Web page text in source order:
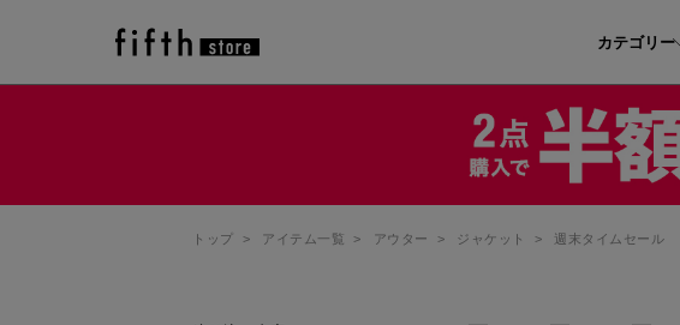
カテゴリー
トップ > アイテム一覧 > アウター > ジャケット > 週末タイムセール